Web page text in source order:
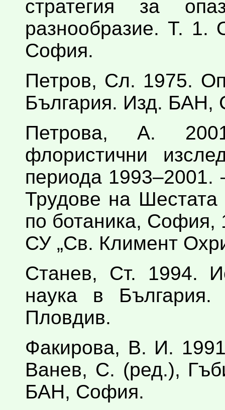
стратегия за
разнообразие. Т. 1.
София.
Петров, Сл. 1975.
България. Изд. БАН,
Петрова, А.
флористични
периода
Трудове на
по ботаника, София,
СУ „Св. Климент
Станев, Ст. 1994.
наука в България.
Пловдив.
Факирова, В. И.
Ванев, С. (ред.),
БАН, София.